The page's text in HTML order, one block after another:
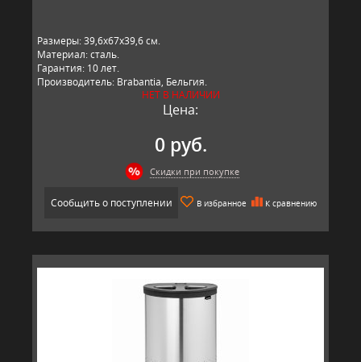
Размеры: 39,6х67х39,6 см.
Материал: сталь.
Гарантия: 10 лет.
Производитель: Brabantia, Бельгия.
НЕТ В НАЛИЧИИ
Цена:
0 руб.
Скидки при покупке
Сообщить о поступлении В избранное К сравнению